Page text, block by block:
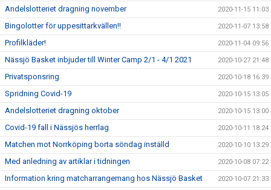
Andelslotteriet dragning november 2020-11-15 11:03
Bingolotter för uppesittarkvällen!! 2020-11-07 13:58
Profilkläder! 2020-11-04 09:56
Nässjö Basket inbjuder till Winter Camp 2/1 - 4/1 2021 2020-10-27 21:48
Privatsponsring 2020-10-18 16:39
Spridning Covid-19 2020-10-15 13:05
Andelslotteriet dragning oktober 2020-10-15 13:00
Covid-19 fall i Nässjös herrlag 2020-10-11 18:24
Matchen mot Norrköping borta söndag inställd 2020-10-10 13:29
Med anledning av artiklar i tidningen 2020-10-08 07:22
Information kring matcharrangemang hos Nässjö Basket 2020-10-07 21:33